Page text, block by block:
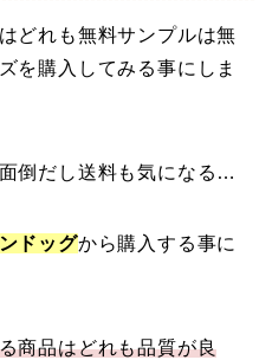
どれも無料サンプルは無
を購入してみる事にしま
倒だし送料も気になる…
ドッグから購入する事に
商品はどれも品質が良